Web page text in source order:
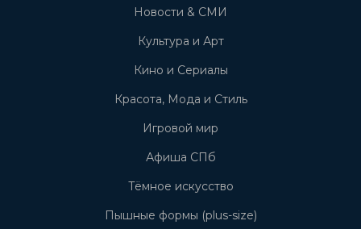
Новости & СМИ
Культура и Арт
Кино и Сериалы
Красота, Мода и Стиль
Игровой мир
Афиша СПб
Тёмное искусство
Пышные формы (plus-size)